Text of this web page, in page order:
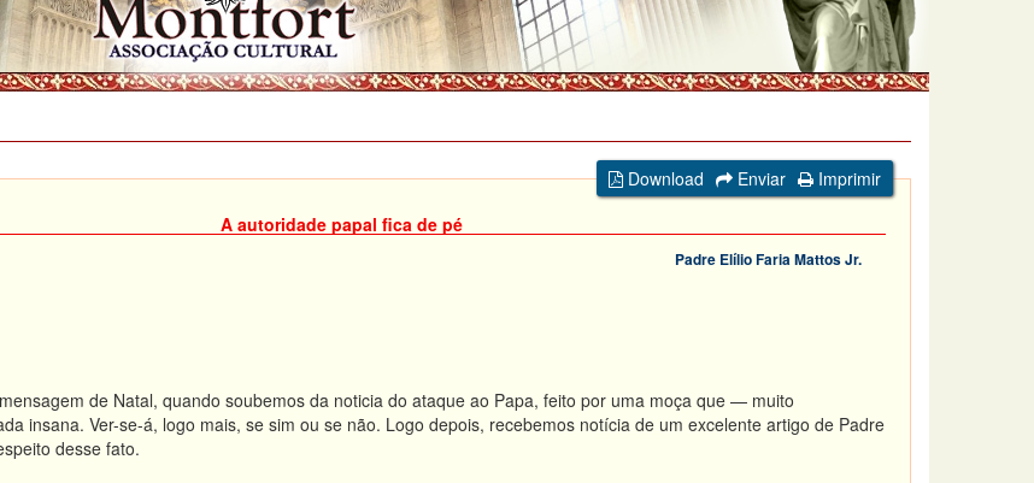
Download Enviar
Imprimir
A autoridade papal fica de pé
Padre Elílio Faria Mattos Jr.
de Natal, quando soubemos da noticia do ataque ao Papa, feito por uma moça que — muito
insana. Ver-se-á, logo mais, se sim ou se não. Logo depois, recebemos notícia de um excelente artigo de Padre
desse fato.